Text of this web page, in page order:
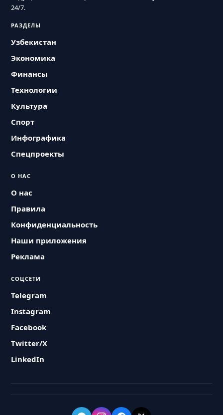
24/7.
РАЗДЕЛЫ
Узбекистан
Экономика
Финансы
Технологии
Культура
Спорт
Инфографика
Спецпроекты
О НАС
О нас
Правила
Конфиденциальность
Наши приложения
Реклама
СОЦСЕТИ
Telegram
Instagram
Facebook
Twitter/X
LinkedIn